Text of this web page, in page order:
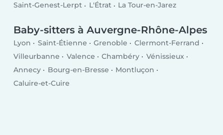
Saint-Genest-Lerpt
L'Étrat La Tour-en-Jarez
Baby-sitters à Auvergne-Rhône-Alpes
Lyon Saint-Étienne Grenoble
Clermont-Ferrand
Villeurbanne
Valence Chambéry
Vénissieux
Annecy
Bourg-en-Bresse
Montluçon
Caluire-et-Cuire